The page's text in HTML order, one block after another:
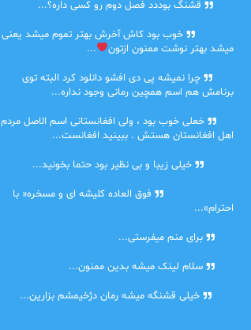
قشنگ بوددد فصل دوم رو کسی داره؟...
خوب بود کاش آخرش بهتر تموم میشد یعنی
میشد بهتر نوشت ممنون ازتون
...
چرا نمیشه پی دی افشو دانلود کرد البته توی
برنامش هم اسم همچین رمانی وجود نداره...
خعلی خوب بود ، ولی افغانستانی اسم الاصل مردم
اهل افغانستان هستش . ببینید افغانست...
خیلی زیبا و بی نظیر بود حتما بخونید...
فوق العاده کلیشه ای و مسخره« با
احترام»...
برای منم میفرستی...
سلام لینک میشه بدین ممنون...
خیلی قشنگه میشه رمان دژخیمشم بزارین...